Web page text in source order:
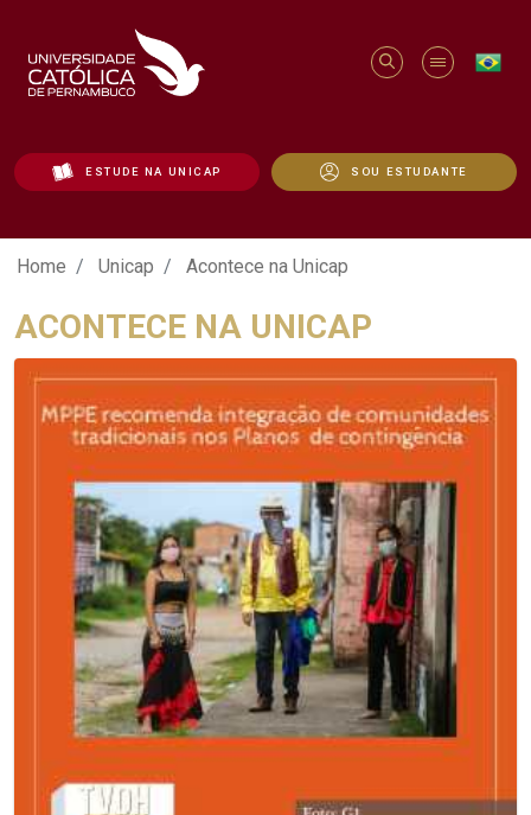
ESTUDE NA UNICAP SOU ESTUDANTE
Acontece na Unicap - Unicap
Home Unicap Acontece na Unicap
ACONTECE NA UNICAP